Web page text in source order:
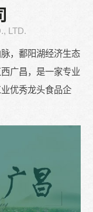
LTD.
，鄱阳湖经济生态
广昌，是一家专业
优秀龙头食品企